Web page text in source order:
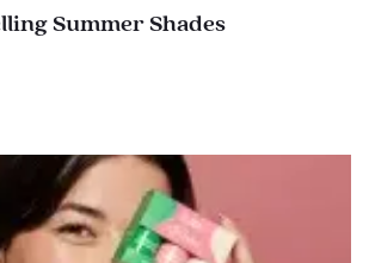
Summer Shades